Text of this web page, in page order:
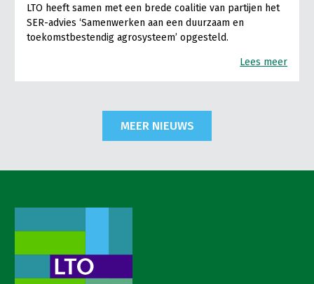
LTO heeft samen met een brede coalitie van partijen het
SER-advies ‘Samenwerken aan een duurzaam en
toekomstbestendig agrosysteem’ opgesteld.
Lees meer
MEER NIEUWS